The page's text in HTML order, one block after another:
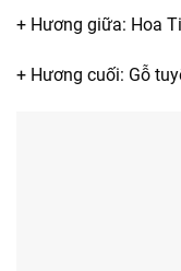
+ Hương giữa: Hoa
+ Hương cuối: Gỗ